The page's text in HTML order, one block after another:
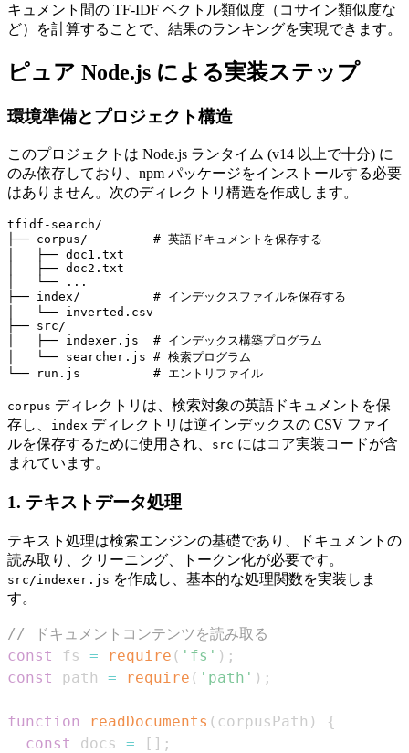
キュメント間の TF-IDF ベクトル類似度（コサイン類似度な
ど）を計算することで、結果のランキングを実現できます。
ピュア Node.js による実装ステップ
環境準備とプロジェクト構造
このプロジェクトは Node.js ランタイム (v14 以上で十分) に
のみ依存しており、npm パッケージをインストールする必要
はありません。次のディレクトリ構造を作成します。
tfidf-search/
├── corpus/         # 英語ドキュメントを保存する
│   ├── doc1.txt
│   ├── doc2.txt
│   └── ...
├── index/          # インデックスファイルを保存する
│   └── inverted.csv
├── src/
│   ├── indexer.js  # インデックス構築プログラム
│   └── searcher.js # 検索プログラム
corpus ディレクトリは、検索対象の英語ドキュメントを保
存し、
index ディレクトリは逆インデックスの CSV ファイ
ルを保存するために使用され、
src にはコア実装コードが含
まれています。
1. テキストデータ処理
テキスト処理は検索エンジンの基礎であり、ドキュメントの
読み取り、クリーニング、トークン化が必要です。
src/indexer.js を作成し、基本的な処理関数を実装しま
す。
// ドキュメントコンテンツを読み取る
const
fs = require ( 'fs' ) ;
const
path = require ( 'path' ) ;
function readDocuments ( corpusPath )
{
const
docs = [ ] ;